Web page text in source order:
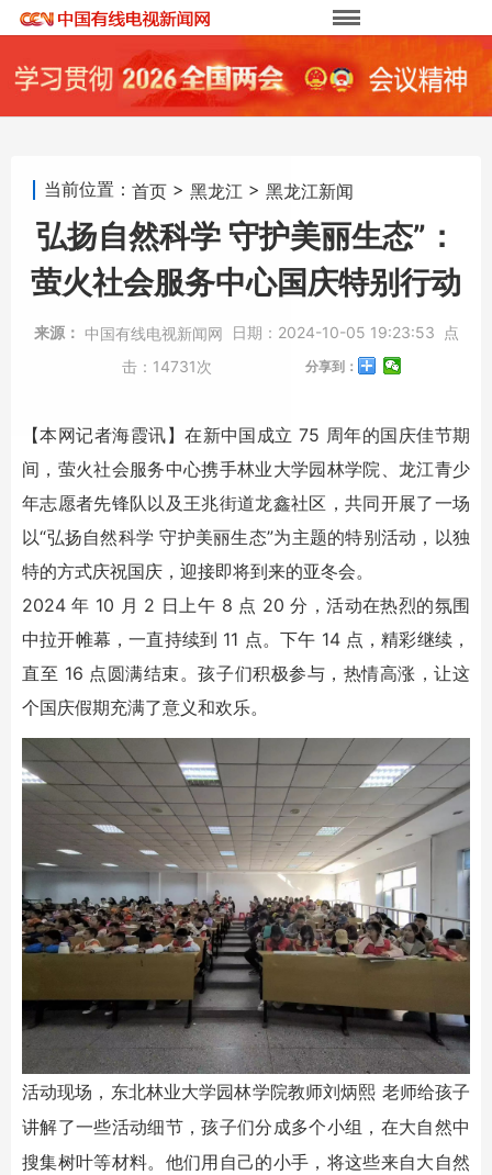
当前位置： 首页 > 黑龙江 > 黑龙江新闻
弘扬自然科学 守护美丽生态”：
萤火社会服务中心国庆特别行动
来源： 中国有线电视新闻网 日期： 2024-10-05 19:23:53
点
击： 14731次 分享到：
【本网记者海霞讯】在新中国成立 75 周年的国庆佳节期
间，萤火社会服务中心携手林业大学园林学院、龙江青少
年志愿者先锋队以及王兆街道龙鑫社区，共同开展了一场
以“弘扬自然科学 守护美丽生态”为主题的特别活动，以独
特的方式庆祝国庆，迎接即将到来的亚冬会。
2024 年 10 月 2 日上午 8 点 20 分，活动在热烈的氛围
中拉开帷幕，一直持续到 11 点。下午 14 点，精彩继续，
直至 16 点圆满结束。孩子们积极参与，热情高涨，让这
个国庆假期充满了意义和欢乐。
活动现场，东北林业大学园林学院教师刘炳熙 老师给孩子
讲解了一些活动细节，孩子们分成多个小组，在大自然中
搜集树叶等材料。他们用自己的小手，将这些来自大自然